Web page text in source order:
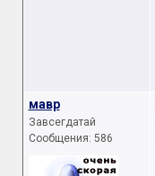
мавр
Завсегдатай
Сообщения: 586